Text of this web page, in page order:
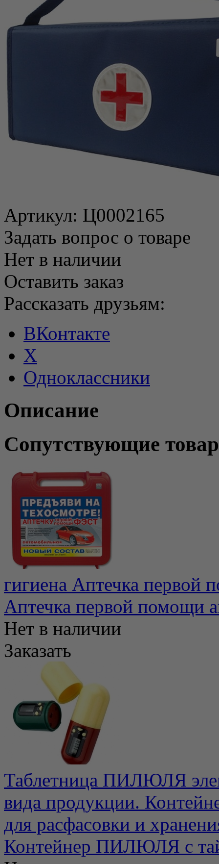
Артикул: Ц0002165
Задать вопрос о товаре
Нет в наличии
Оставить заказ
Рассказать друзьям:
ВКонтакте
X
Одноклассники
Описание
Сопутствующие
гигиена Аптечка первой
Аптечка первой помощи
Нет в наличии
Заказать
Таблетница ПИЛЮЛЯ
вида продукции.
для расфасовки и
Контейнер ПИЛЮЛЯ с